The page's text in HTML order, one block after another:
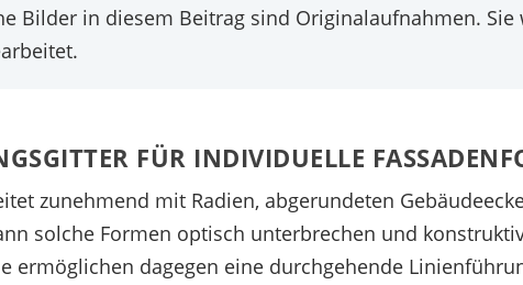
Bilder in diesem Beitrag sind Originalaufnahmen.
FÜR INDIVIDUELLE
zunehmend mit Radien, abgerundeten
solche Formen optisch unterbrechen und
ermöglichen dagegen eine durchgehende